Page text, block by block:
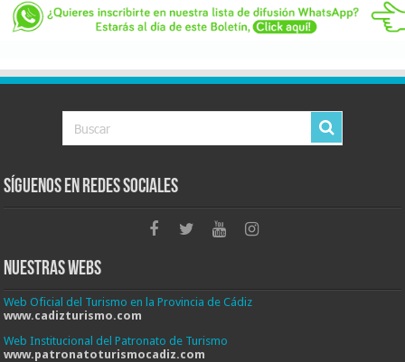
Síguenos en Redes Sociales
Nuestras Webs
Web Oficial del Turismo en la Provincia de Cádiz
www.cadizturismo.com
Web Institucional del Patronato de Turismo
www.patronatoturismocadiz.com